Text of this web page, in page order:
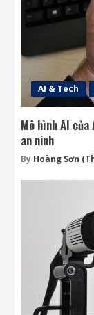
AI & Tech
Mô hình AI
an ninh
By Hoàng Sơn